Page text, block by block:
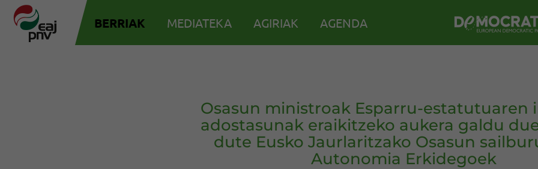
BERRIAK MEDIATEKA AGIRIAK AGENDA
Osasun ministroak Esparru-estatutuaren
adostasunak eraikitzeko aukera galdu
dute Eusko Jaurlaritzako Osasun
Autonomia Erkidegoek